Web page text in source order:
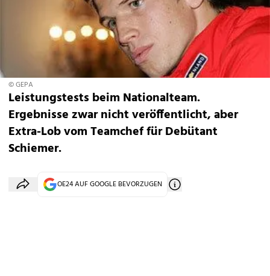
© GEPA
Leistungstests beim Nationalteam.
Ergebnisse zwar nicht veröffentlicht, aber
Extra-Lob vom Teamchef für Debütant
Schiemer.
OE24 AUF GOOGLE BEVORZUGEN